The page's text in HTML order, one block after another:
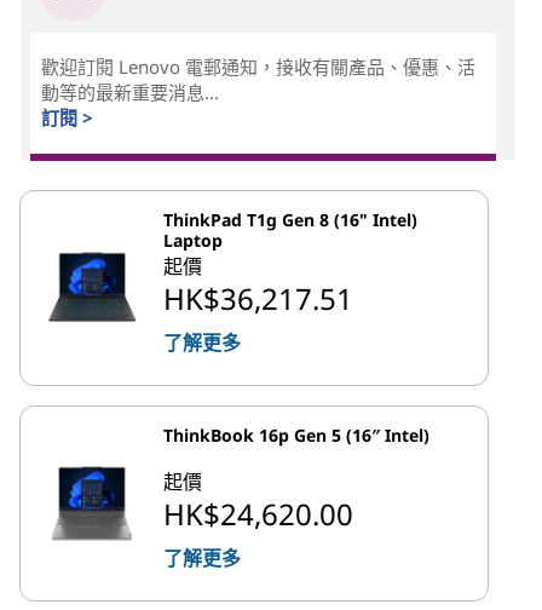
歡迎訂閱 Lenovo 電郵通知，接收有關產品、優惠、活
動等的最新重要消息...
訂閱 >
ThinkPad T1g Gen 8 (16" Intel)
Laptop
起價
HK$36,217.51
了解更多
ThinkBook 16p Gen 5 (16″ Intel)
起價
HK$24,620.00
了解更多